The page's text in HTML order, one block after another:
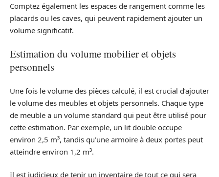
Comptez également les espaces de rangement comme les
placards ou les caves, qui peuvent rapidement ajouter un
volume significatif.
Estimation du volume mobilier et objets
personnels
Une fois le volume des pièces calculé, il est crucial d’ajouter
le volume des meubles et objets personnels. Chaque type
de meuble a un volume standard qui peut être utilisé pour
cette estimation. Par exemple, un lit double occupe
environ 2,5 m³, tandis qu’une armoire à deux portes peut
atteindre environ 1,2 m³.
Il est judicieux de tenir un inventaire de tout ce qui sera